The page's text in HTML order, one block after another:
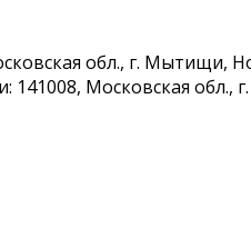
обл., г. Мытищи,
141008, Московская обл.,